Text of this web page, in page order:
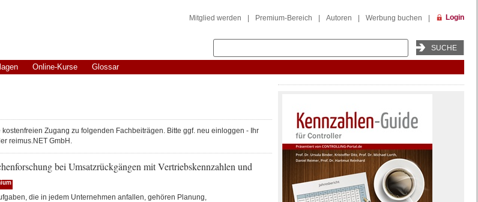
Mitglied werden Premium-Bereich Autoren Werbung buchen Login
Online-Kurse Glossar
kostenfreien Zugang zu folgenden Fachbeiträgen. Bitte ggf. neu einloggen - Ihr
reimus.NET GmbH.
bei Umsatzrückgängen mit Vertriebskennzahlen und
die in jedem Unternehmen anfallen, gehören Planung,